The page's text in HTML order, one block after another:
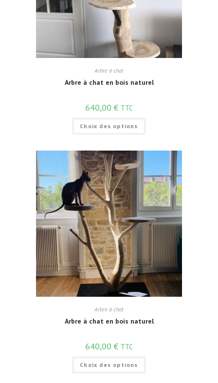
Arbre à chat
Arbre à chat en bois naturel
640,00 € TTC
Choix des options
Arbre à chat
Arbre à chat en bois naturel
640,00 € TTC
Choix des options